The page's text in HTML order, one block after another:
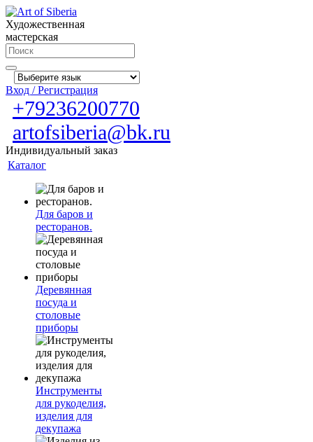
Художественная
мастерская
Вход / Регистрация
+79236200770
artofsiberia@bk.ru
Индивидуальный заказ
Каталог
Для баров и
ресторанов.
Деревянная
посуда и
столовые
приборы
Инструменты
для рукоделия,
изделия для
декупажа